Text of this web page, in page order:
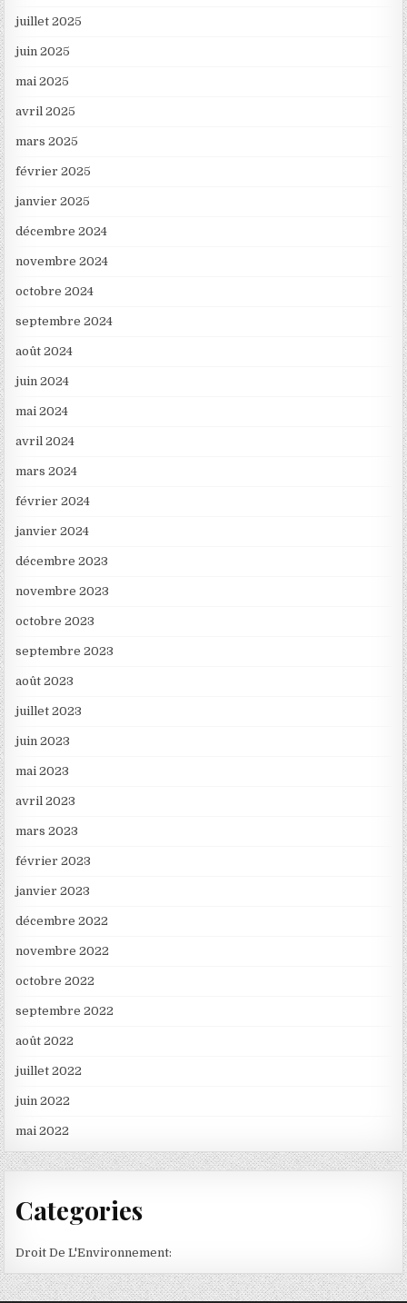
juillet 2025
juin 2025
mai 2025
avril 2025
mars 2025
février 2025
janvier 2025
décembre 2024
novembre 2024
octobre 2024
septembre 2024
août 2024
juin 2024
mai 2024
avril 2024
mars 2024
février 2024
janvier 2024
décembre 2023
novembre 2023
octobre 2023
septembre 2023
août 2023
juillet 2023
juin 2023
mai 2023
avril 2023
mars 2023
février 2023
janvier 2023
décembre 2022
novembre 2022
octobre 2022
septembre 2022
août 2022
juillet 2022
juin 2022
mai 2022
Categories
Droit De L'Environnement: